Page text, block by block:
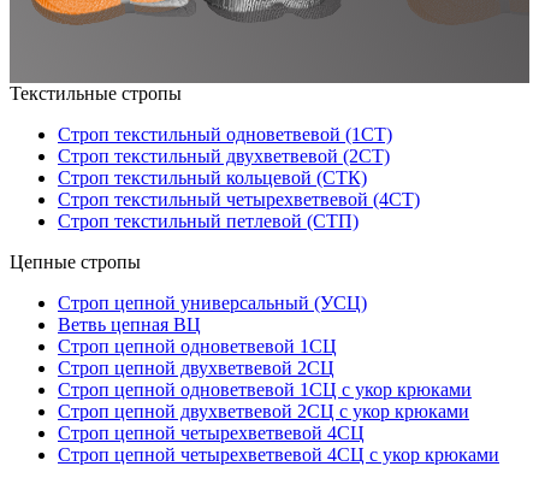
Текстильные стропы
Строп текстильный одноветвевой (1СТ)
Строп текстильный двухветвевой (2СТ)
Строп текстильный кольцевой (СТК)
Строп текстильный четырехветвевой (4СТ)
Строп текстильный петлевой (СТП)
Цепные стропы
Строп цепной универсальный (УСЦ)
Ветвь цепная ВЦ
Строп цепной одноветвевой 1СЦ
Строп цепной двухветвевой 2СЦ
Строп цепной одноветвевой 1СЦ с укор крюками
Строп цепной двухветвевой 2СЦ с укор крюками
Строп цепной четырехветвевой 4СЦ
Строп цепной четырехветвевой 4СЦ с укор крюками